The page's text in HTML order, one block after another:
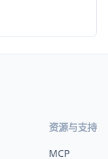
资源与支持
MCP